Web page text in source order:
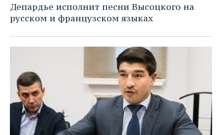
Депардье исполнит песни Высоцкого на
русском и французском языках